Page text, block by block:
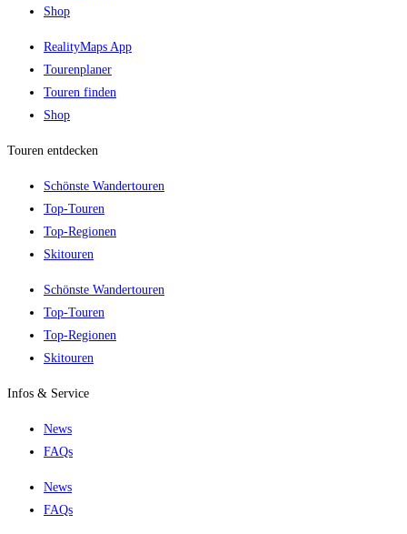
Shop
RealityMaps App
Tourenplaner
Touren finden
Shop
Touren entdecken
Schönste Wandertouren
Top-Touren
Top-Regionen
Skitouren
Schönste Wandertouren
Top-Touren
Top-Regionen
Skitouren
Infos & Service
News
FAQs
News
FAQs